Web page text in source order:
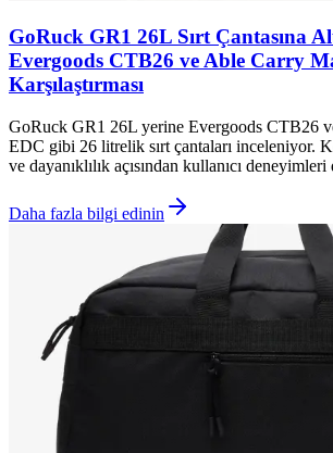
GoRuck GR1 26L Sırt Çantasına
Evergoods CTB26 ve Able Carry
Karşılaştırması
GoRuck GR1 26L yerine Evergoods CTB26
EDC gibi 26 litrelik sırt çantaları inceleniyor.
ve dayanıklılık açısından kullanıcı
Daha fazla bilgi edinin